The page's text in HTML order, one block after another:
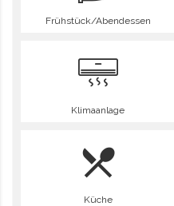
Frühstück/Abendessen
Klimaanlage
Küche